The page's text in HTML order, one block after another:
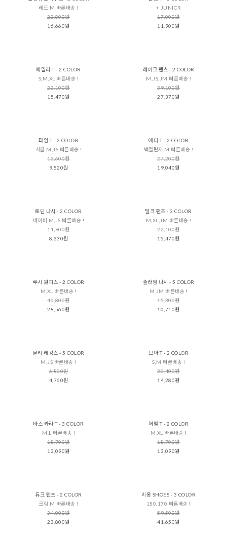
레드 M 빠른배송 !
23,800원
16,660원
+ JUNIOR
17,000원
11,900원
에밀리 T - 2 COLOR
S,M,XL 빠른배송 !
22,100원
15,470원
레이크 팬츠 - 2 COLOR
M,JS,JM 빠른배송 !
39,100원
27,370원
타임 T - 2 COLOR
차콜 M,JS 빠른배송 !
13,600원
9,520원
에디 T - 2 COLOR
백멜란지 M 빠른배송 !
27,200원
19,040원
로딘 나시 - 2 COLOR
네이비 M,JS 빠른배송 !
11,900원
8,330원
밀크 팬츠 - 3 COLOR
M,XL,JM 빠른배송 !
22,100원
15,470원
루시 원피스 - 2 COLOR
M,XL 빠른배송 !
40,800원
28,560원
슬라임 나시 - 5 COLOR
M,JM 빠른배송 !
15,300원
10,710원
올리 레깅스 - 5 COLOR
M,JS 빠른배송 !
6,800원
4,760원
브아 T - 2 COLOR
S,M 빠른배송 !
20,400원
14,280원
바스 카라 T - 3 COLOR
M,L 빠른배송 !
18,700원
13,090원
머멜 T - 2 COLOR
M,XL 빠른배송 !
18,700원
13,090원
듀크 팬츠 - 2 COLOR
크림 M 빠른배송 !
34,000원
23,800원
리옹 SHOES - 3 COLOR
150,170 빠른배송 !
59,500원
41,650원